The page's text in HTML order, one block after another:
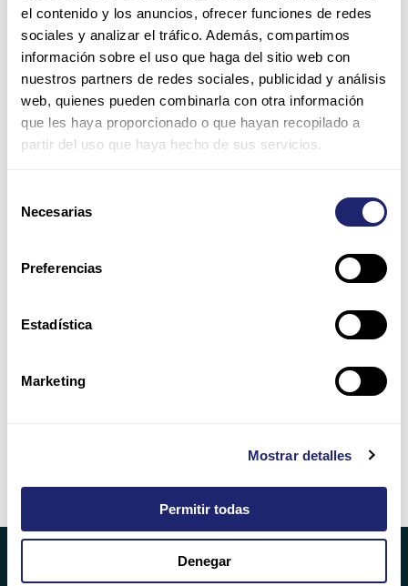
el contenido y los anuncios, ofrecer funciones de redes
sociales y analizar el tráfico. Además, compartimos
información sobre el uso que haga del sitio web con
nuestros partners de redes sociales, publicidad y análisis
web, quienes pueden combinarla con otra información
que les haya proporcionado o que hayan recopilado a
partir del uso que haya hecho de sus servicios.
Necesarias
Preferencias
Estadística
Marketing
Mostrar detalles
Permitir todas
Denegar
Nombre*
Correo
navegador para la próxima vez que comente.